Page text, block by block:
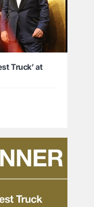
Truck’ at